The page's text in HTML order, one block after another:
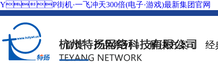
YP街机·一飞冲天300倍(电子·游戏)最新集团官网
首页 产品系列 解决方案 经